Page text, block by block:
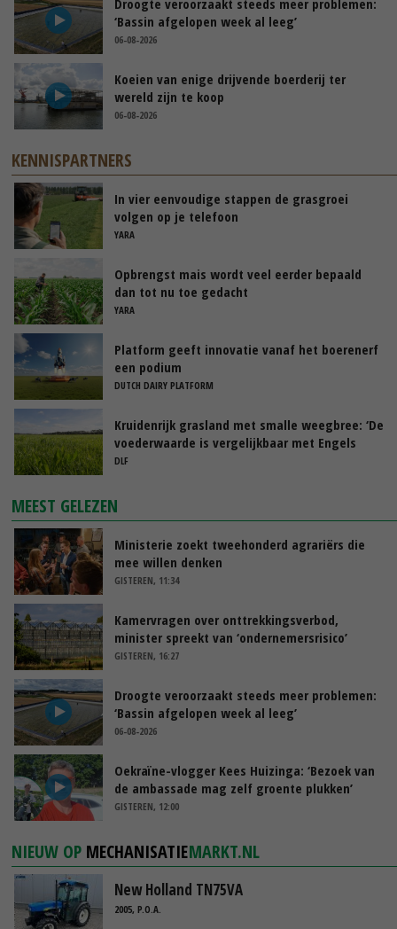
‘Bassin afgelopen week al leeg’
06-08-2026
Koeien van enige drijvende boerderij ter
wereld zijn te koop
06-08-2026
KENNISPARTNERS
In vier eenvoudige stappen de grasgroei
volgen op je telefoon
YARA
Opbrengst mais wordt veel eerder bepaald
dan tot nu toe gedacht
YARA
Platform geeft innovatie vanaf het boerenerf
een podium
DUTCH DAIRY PLATFORM
Kruidenrijk grasland met smalle weegbree: ‘De
voederwaarde is vergelijkbaar met Engels
raaigras’
DLF
MEEST GELEZEN
Ministerie zoekt tweehonderd agrariërs die
mee willen denken
GISTEREN, 11:34
Kamervragen over onttrekkingsverbod,
minister spreekt van ‘ondernemersrisico’
GISTEREN, 16:27
Droogte veroorzaakt steeds meer problemen:
‘Bassin afgelopen week al leeg’
06-08-2026
Oekraïne-vlogger Kees Huizinga: ‘Bezoek van
de ambassade mag zelf groente plukken’
GISTEREN, 12:00
NIEUW OP MECHANISATIEMARKT.NL
New Holland TN75VA
2005, P.O.A.